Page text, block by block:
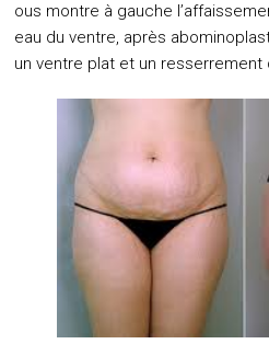
ous montre à gauche
eau du ventre, après
un ventre plat et un